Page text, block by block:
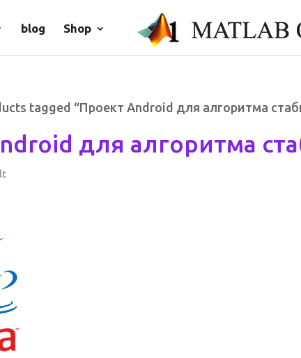
blog Shop
tagged “Проект Android для алгоритма
для алгоритма